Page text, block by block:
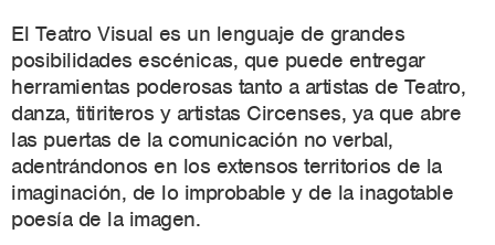
El Teatro Visual es un lenguaje de grandes
posibilidades escénicas, que puede entregar
herramientas poderosas tanto a artistas de Teatro,
danza, titiriteros y artistas Circenses, ya que abre
las puertas de la comunicación no verbal,
adentrándonos en los extensos territorios de la
imaginación, de lo improbable y de la inagotable
poesía de la imagen.